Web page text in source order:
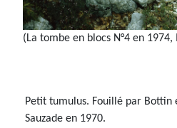
(La tombe en blocs N°4 en
Petit tumulus. Fouillé par Bottin
Sauzade en 1970.